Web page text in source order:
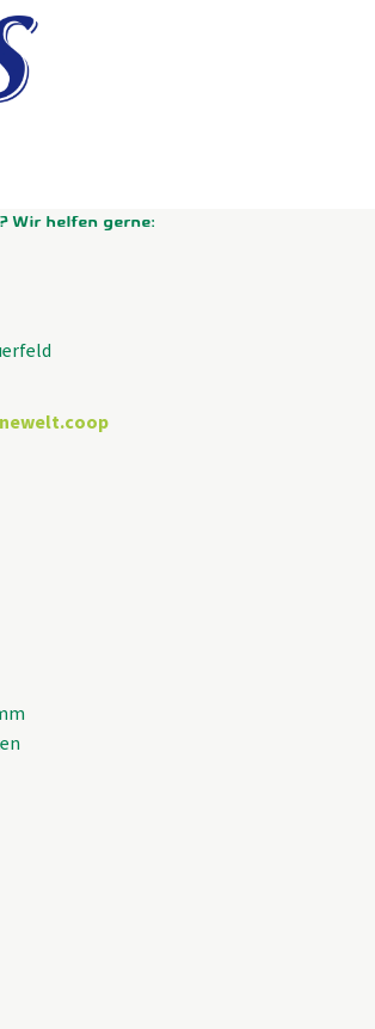
Wir helfen gerne:
https://www.facebook.com/
Link zu https://www.instagram.com/